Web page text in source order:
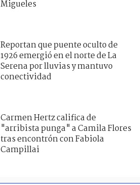
Migueles
Reportan que puente oculto de
1926 emergió en el norte de La
Serena por lluvias y mantuvo
conectividad
Carmen Hertz califica de
"arribista punga" a Camila Flores
tras encontrón con Fabiola
Campillai